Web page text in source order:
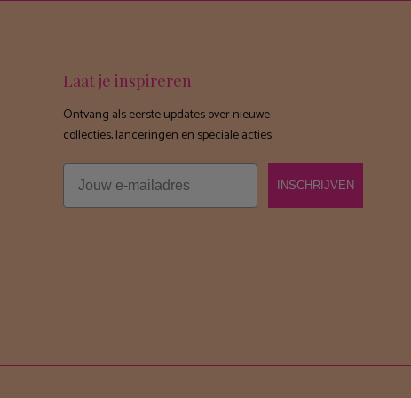
Laat je inspireren
Ontvang als eerste updates over nieuwe
collecties, lanceringen en speciale acties.
Email
INSCHRIJVEN